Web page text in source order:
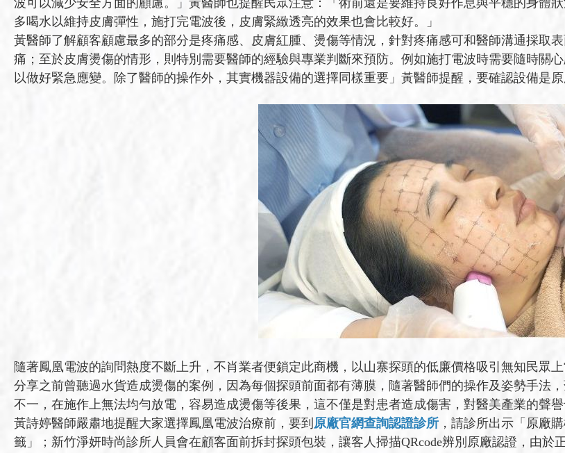
波可以減少安全方面的顧慮。」黃醫師也提醒民眾注意：「術前還是要維持良好作息與平穩的身體
多喝水以維持皮膚彈性，施打完電波後，皮膚緊緻透亮的效果也會比較好。」
黃醫師了解顧客顧慮最多的部分是疼痛感、皮膚紅腫、燙傷等情況，針對疼痛感可和醫師溝通採取
痛；至於皮膚燙傷的情形，則特別需要醫師的經驗與專業判斷來預防。例如施打電波時需要隨時關
以做好緊急應變。除了醫師的操作外，其實機器設備的選擇同樣重要」黃醫師提醒，要確認設備是
隨著鳳凰電波的詢問熱度不斷上升，不肖業者便鎖定此商機，以山寨探頭的低廉價格吸引無知民眾
分享之前曾聽過水貨造成燙傷的案例，因為每個探頭前面都有薄膜，隨著醫師們的操作及姿勢手法
不一，在施作上無法均勻放電，容易造成燙傷等後果，這不僅是對患者造成傷害，對醫美產業的聲譽
黃詩婷醫師嚴肅地提醒大家選擇鳳凰電波治療前，要到 原廠官網查詢認證診所 ，請診所出示「原廠
籤」；新竹淨妍時尚診所人員會在顧客面前拆封探頭包裝，讓客人掃描QRcode辨別原廠認證，由